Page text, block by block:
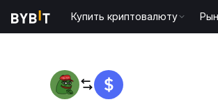
Купить криптовалюту